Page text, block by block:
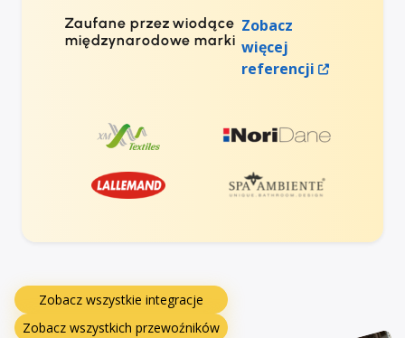
Zaufane przez wiodące
międzynarodowe marki
Zobacz
więcej
referencji
Zobacz wszystkie integracje
Zobacz wszystkich przewoźników